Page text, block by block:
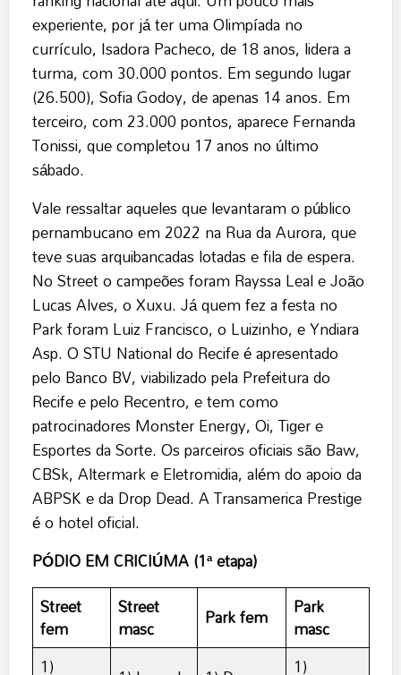
experiente, por já ter uma Olimpíada no
currículo, Isadora Pacheco, de 18 anos, lidera a
turma, com 30.000 pontos. Em segundo lugar
(26.500), Sofia Godoy, de apenas 14 anos. Em
terceiro, com 23.000 pontos, aparece Fernanda
Tonissi, que completou 17 anos no último
sábado.
Vale ressaltar aqueles que levantaram o público
pernambucano em 2022 na Rua da Aurora, que
teve suas arquibancadas lotadas e fila de espera.
No Street o campeões foram Rayssa Leal e João
Lucas Alves, o Xuxu. Já quem fez a festa no
Park foram Luiz Francisco, o Luizinho, e Yndiara
Asp. O STU National do Recife é apresentado
pelo Banco BV, viabilizado pela Prefeitura do
Recife e pelo Recentro, e tem como
patrocinadores Monster Energy, Oi, Tiger e
Esportes da Sorte. Os parceiros oficiais são Baw,
CBSk, Altermark e Eletromidia, além do apoio da
ABPSK e da Drop Dead. A Transamerica Prestige
é o hotel oficial.
PÓDIO EM CRICIÚMA (1ª etapa)
Street
fem
Street
masc Park fem Park
masc
1)
1)